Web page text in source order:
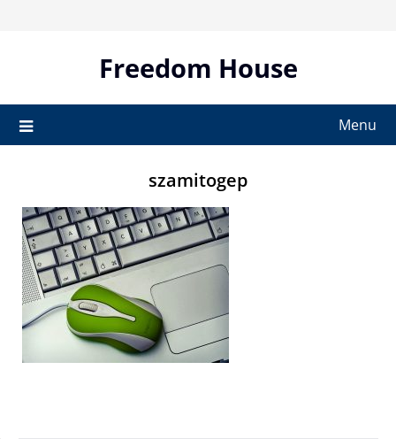
Freedom House
Menu
szamitogep